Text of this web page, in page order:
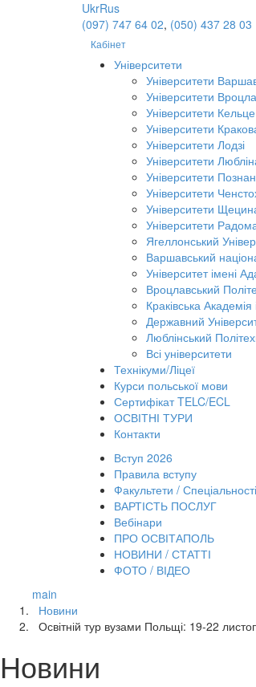
UkrRus
(097) 747 64 02, (050) 437 28 03
Кабінет
Університети
Університети
Університети
Університети Кельце
Університети
Університети Лодзі
Університети
Університети
Університети
Університети
Університети
Ягеллонський
Варшавський
Університет імені
Вроцлавський
Краківська
Державний
Люблінський
Всі університети
Технікуми/Ліцеї
Курси польської мови
Сертифікат TELC/ECL
ОСВІТНІ ТУРИ
Контакти
Вступ 2026
Правила вступу
Факультети / Спеціальності
ВАРТІСТЬ ПОСЛУГ
Вебінари
ПРО ОСВІТАПОЛЬ
НОВИНИ / СТАТТІ
ФОТО / ВІДЕО
main
Новини
Освітній тур вузами Польщі: 19-22
Новини